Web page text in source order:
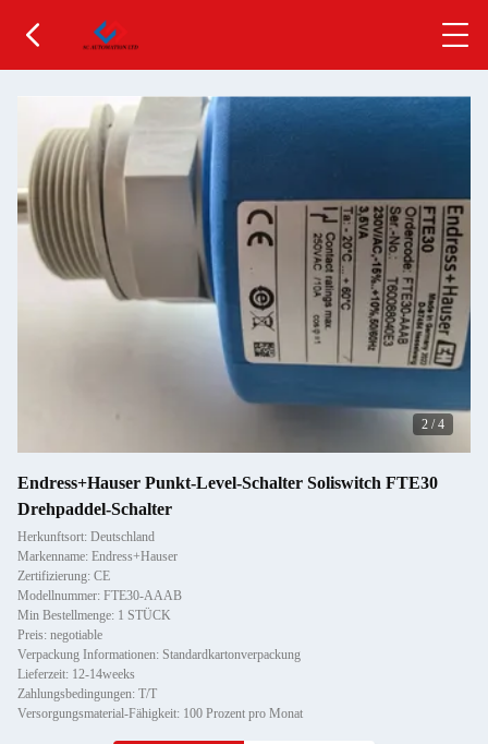
2 /4
Endress+Hauser Punkt-Level-Schalter Soliswitch FTE30
Drehpaddel-Schalter
Herkunftsort: Deutschland
Markenname: Endress+Hauser
Zertifizierung: CE
Modellnummer: FTE30-AAAB
Min Bestellmenge: 1 STÜCK
Preis: negotiable
Verpackung Informationen: Standardkartonverpackung
Lieferzeit: 12-14weeks
Zahlungsbedingungen: T/T
Versorgungsmaterial-Fähigkeit: 100 Prozent pro Monat